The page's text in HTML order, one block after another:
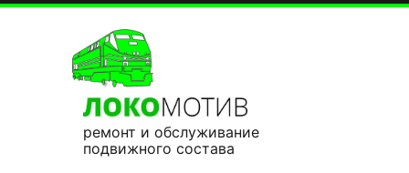
ремонт и обслуживание
подвижного состава